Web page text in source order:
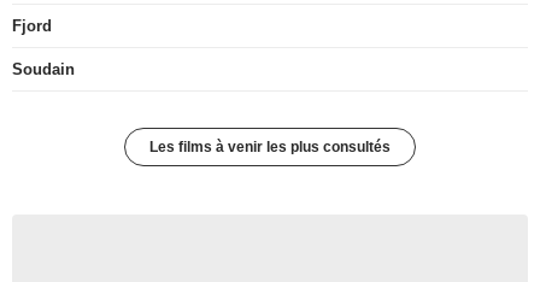
Fjord
Soudain
Les films à venir les plus consultés